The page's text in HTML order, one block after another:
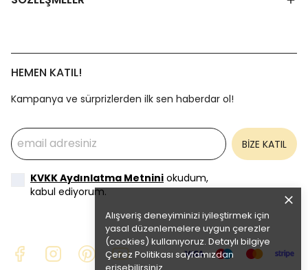
Alışveriş deneyiminizi iyileştirmek için
yasal düzenlemelere uygun çerezler
(cookies) kullanıyoruz. Detaylı bilgiye
Çerez Politikası sayfamızdan
HEMEN KATIL!
Kampanya ve sürprizlerden ilk sen haberdar ol!
BİZE KATIL
KVKK Aydınlatma Metnini okudum,
kabul ediyorum.